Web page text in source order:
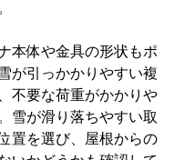
本体や金具の形状もポ
が引っかかりやすい複
不要な荷重がかかりや
雪が滑り落ちやすい取
置を選び、屋根からの